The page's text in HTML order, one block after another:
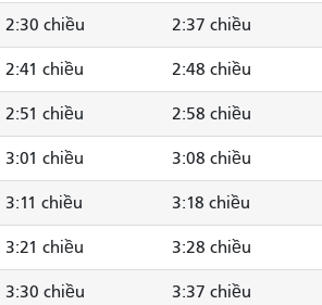
2:30 chiều 2:37 chiều
2:41 chiều 2:48 chiều
2:51 chiều 2:58 chiều
3:01 chiều 3:08 chiều
3:11 chiều 3:18 chiều
3:21 chiều 3:28 chiều
3:30 chiều 3:37 chiều